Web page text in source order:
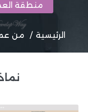
منطقة
الرئيسية / من